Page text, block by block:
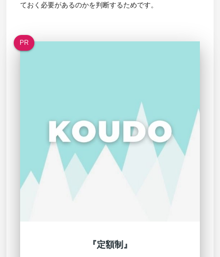
ておく必要があるのかを判断するためです。
PR
『定額制』